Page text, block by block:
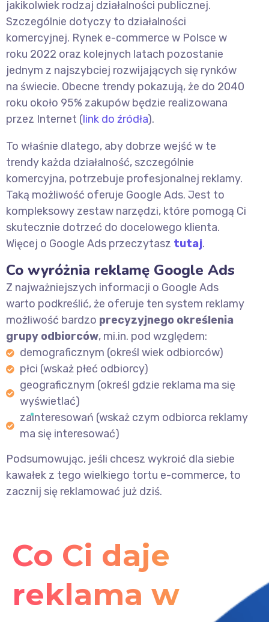
jakikolwiek rodzaj działalności publicznej.
Szczególnie dotyczy to działalności
komercyjnej. Rynek e-commerce w Polsce w
roku 2022 oraz kolejnych latach pozostanie
jednym z najszybciej rozwijających się rynków
na świecie. Obecne trendy pokazują, że do 2040
roku około 95% zakupów będzie realizowana
przez Internet (link do źródła).
To właśnie dlatego, aby dobrze wejść w te
trendy każda działalność, szczególnie
komercyjna, potrzebuje profesjonalnej reklamy.
Taką możliwość oferuje Google Ads. Jest to
kompleksowy zestaw narzędzi, które pomogą Ci
skutecznie dotrzeć do docelowego klienta.
Więcej o Google Ads przeczytasz tutaj.
Co wyróżnia reklamę Google Ads
Z najważniejszych informacji o Google Ads
warto podkreślić, że oferuje ten system reklamy
możliwość bardzo precyzyjnego określenia
grupy odbiorców, mi.in. pod względem:
demograficznym (określ wiek odbiorców)
płci (wskaż płeć odbiorcy)
geograficznym (określ gdzie reklama ma się
wyświetlać)
zainteresowań (wskaż czym odbiorca reklamy
ma się interesować)
Podsumowując, jeśli chcesz wykroić dla siebie
kawałek z tego wielkiego tortu e-commerce, to
zacznij się reklamować już dziś.
Co Ci daje
reklama w